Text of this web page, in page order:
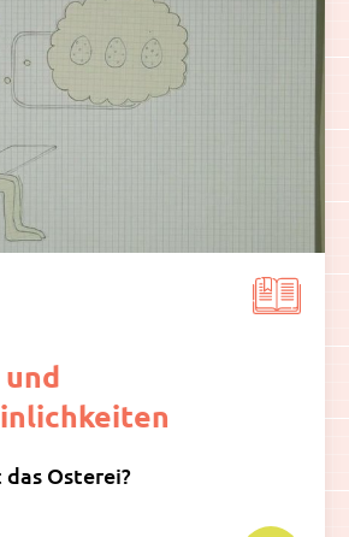
Osterei?